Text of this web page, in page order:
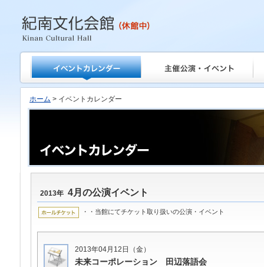
紀南文化会館
ホーム > イベントカレンダー
2013年 4月の公演イベント
・・当館にてチケット取り扱いの公演・イベント
2013年04月12日（金）
未来コーポレーション 田辺落語会